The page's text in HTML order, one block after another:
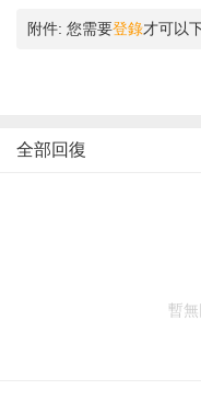
附件: 您需要登錄才可以
全部回復
暫